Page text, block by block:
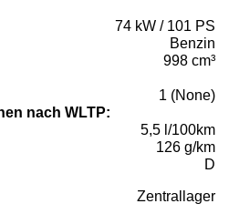
74 kW / 101 PS
Benzin
998 cm³
1 (None)
nach WLTP:
5,5 l/100km
126 g/km
D
Zentrallager